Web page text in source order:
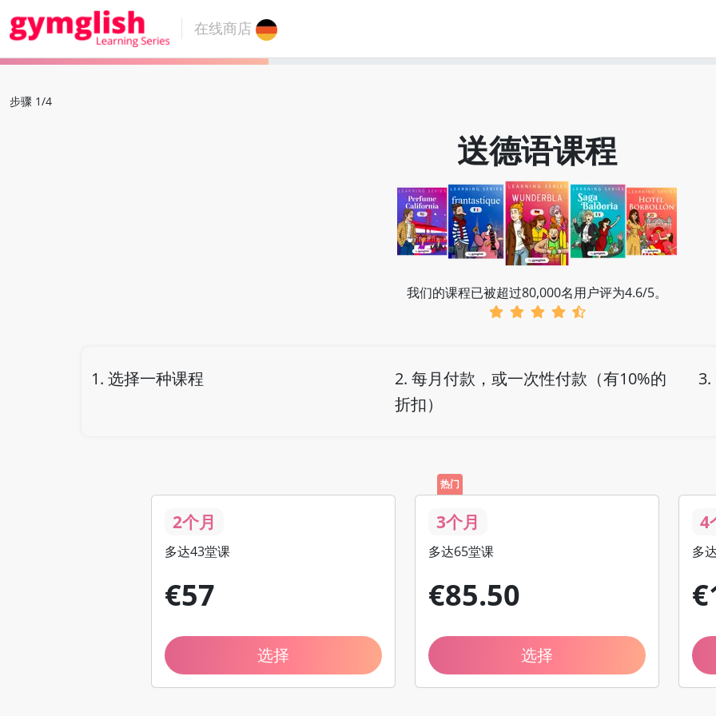
在线商店
步骤 1/4
送德语课程
我们的课程已被超过80,000名用户评为4.6/5。
1. 选择一种课程 2. 每月付款，或一次性付款（有10%的
折扣）
3.
2个月
多达43堂课
€57
选择
热门
3个月
多达65堂课
€85.50
选择
4
多
€